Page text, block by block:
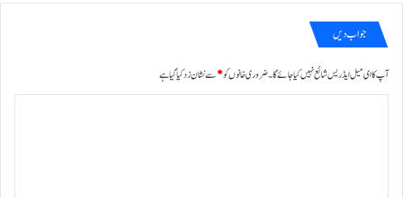
جواب دیں
آپ کا ای میل ایڈریس شائع نہیں کیا جائے گا۔ضروری خانوں کو*سے نشان زد کیا گیا ہے